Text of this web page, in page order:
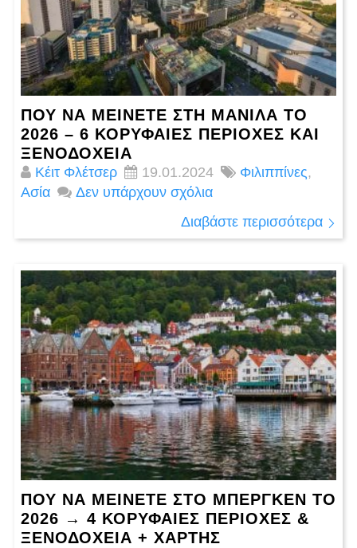
ΠΟΎ ΝΑ ΜΕΊΝΕΤΕ ΣΤΗ ΜΑΝΊΛΑ ΤΟ
2026 – 6 ΚΟΡΥΦΑΙΕΣ ΠΕΡΙΟΧΈΣ ΚΑΙ
ΞΕΝΟΔΟΧΕΊΑ
Κέιτ Φλέτσερ 19.01.2024 Φιλιππίνες,
Ασία
Δεν υπάρχουν σχόλια
Διαβάστε περισσότερα
ΠΟΎ ΝΑ ΜΕΊΝΕΤΕ ΣΤΟ ΜΠΈΡΓΚΕΝ ΤΟ
2026 → 4 ΚΟΡΥΦΑΙΕΣ ΠΕΡΙΟΧΈΣ &
ΞΕΝΟΔΟΧΕΊΑ + ΧΆΡΤΗΣ